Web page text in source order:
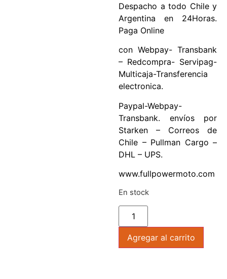
Despacho a todo Chile y
Argentina en 24Horas.
Paga Online
con Webpay- Transbank
– Redcompra- Servipag-
Multicaja-Transferencia
electronica.
Paypal-Webpay-
Transbank. envíos por
Starken – Correos de
Chile – Pullman Cargo –
DHL – UPS.
www.fullpowermoto.com
En stock
Agregar al carrito